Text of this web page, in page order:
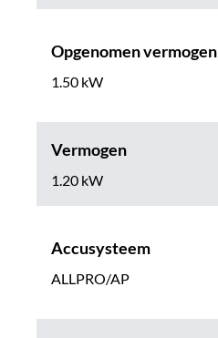
Opgenomen vermogen
1.50 kW
Vermogen
1.20 kW
Accusysteem
ALLPRO/AP